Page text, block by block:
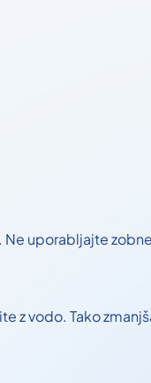
uporabljajte
z vodo. Tako